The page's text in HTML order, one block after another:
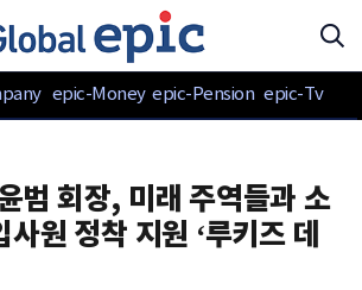
epic-Money epic-Pension epic-Tv
범 회장, 미래 주역들과 소
원 정착 지원 ‘루키즈 데